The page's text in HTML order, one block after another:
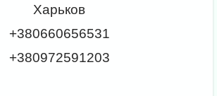
Харьков
+380660656531
+380972591203